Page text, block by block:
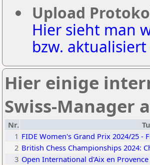
Upload
Hier sieht man
bzw.
Hier einige
Swiss-Manager
Nr.
1 FIDE Women's Grand Prix 2024/25 -
2 British Chess Championships 2024:
3 Open International d'Aix en